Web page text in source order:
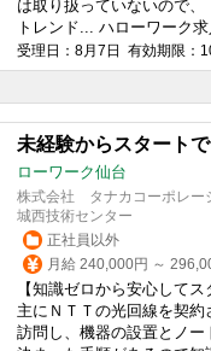
は取り扱っていないので
トレンド... ハローワーク
受理日：8月7日 有効期限：
未経験からスタート
ローワーク仙台
株式会社 タナカコーポレー
城西技術センター
正社員以外
月給 240,000円 ～
【知識ゼロから安心して
主にＮＴＴの光回線を契
訪問し、機器の設置とノ